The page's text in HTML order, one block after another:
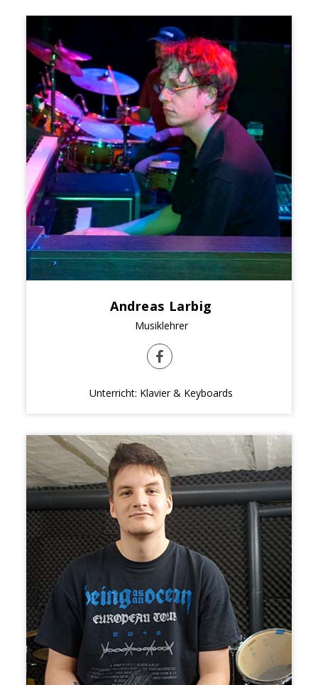
Andreas Larbig
Musiklehrer
Unterricht: Klavier & Keyboards